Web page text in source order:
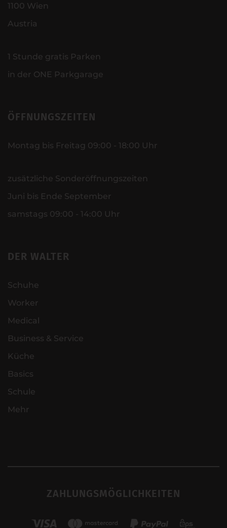
1100 Wien
Austria
1 Stunde gratis Parken
in der ONE Parkgarage
ÖFFNUNGSZEITEN
Montag bis Freitag 09:00 - 18:00 Uhr
zusätzliche Sonderöffnungszeiten
Juni bis Ende September
samstags 09:00 - 14:00 Uhr
DER WALTER
Schuhe
Worker
Medical
Business & Service
Küche
Basics
Schule
Mehr
ZAHLUNGSMÖGLICHKEITEN